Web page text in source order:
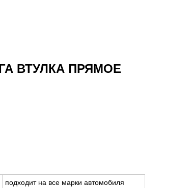
ВТУЛКА ПРЯМОЕ
подходит на все марки автомобиля